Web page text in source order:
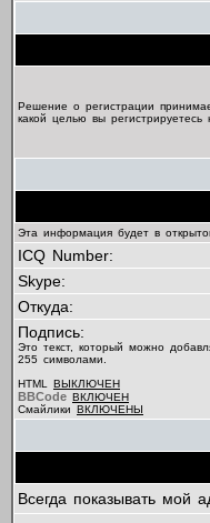
Решение о регистрации
какой целью вы регистрируетесь
Эта информация будет в
ICQ Number:
Skype:
Откуда:
Подпись:
Это текст, который можно
255 символами.
HTML ВЫКЛЮЧЕН
BBCode ВКЛЮЧЕН
Смайлики ВКЛЮЧЕНЫ
Всегда показывать мой